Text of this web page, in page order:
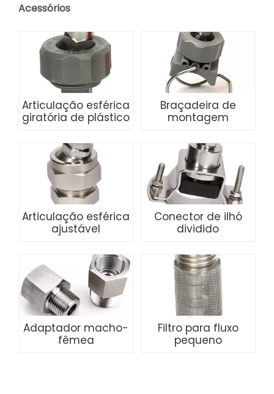
Acessórios
Articulação esférica
giratória de plástico
Braçadeira de
montagem
Articulação esférica
ajustável
Conector de ilhó
dividido
Adaptador macho-
fêmea
Filtro para fluxo
pequeno